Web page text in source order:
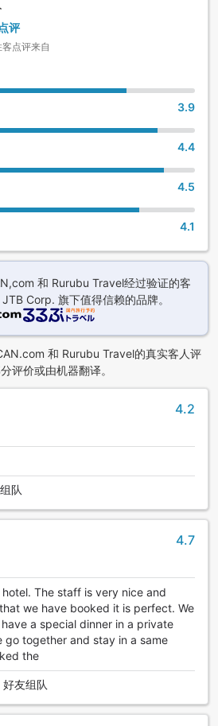
评
点评来自
3.9
4.4
4.5
4.1
和 Rurubu Travel经过验证的客
Corp. 旗下值得信赖的品牌。
和 Rurubu Travel的真实客人评
评价或由机器翻译。
4.2
队
4.7
The staff is very nice and
we have booked it is perfect. We
a special dinner in a private
go together and stay in a same
the
友组队